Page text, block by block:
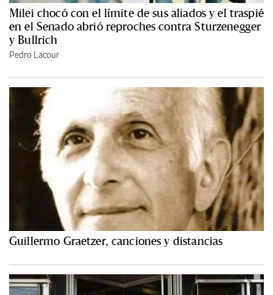
Milei chocó con el límite de sus aliados y el traspié
en el Senado abrió reproches contra Sturzenegger
y Bullrich
Pedro Lacour
Guillermo Graetzer, canciones y distancias